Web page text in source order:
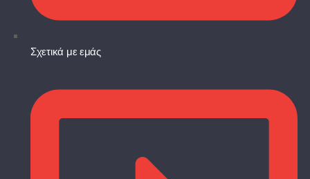
Σχετικά με εμάς